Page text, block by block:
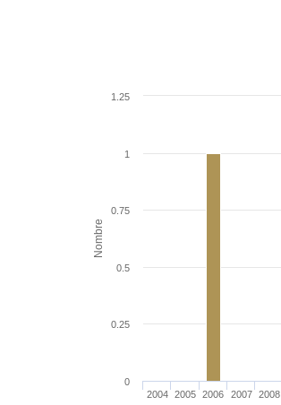
Nombre
2004 2005 2006 2007 2008
0
0.25
0.5
0.75
1
1.25